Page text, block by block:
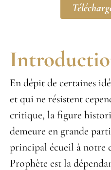
En dépit de certaines
et qui ne résistent
critique, la figure
demeure en grande
principal écueil à notre
Prophète est la